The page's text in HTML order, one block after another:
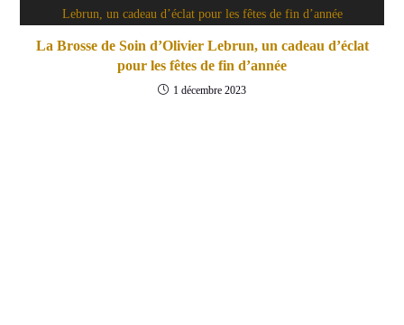
La Brosse de Soin d’Olivier Lebrun, un cadeau d’éclat
pour les fêtes de fin d’année
1 décembre 2023